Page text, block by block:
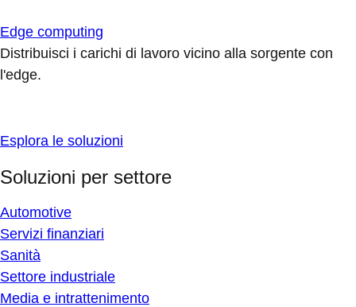
Edge computing
Distribuisci i carichi di lavoro vicino alla sorgente con
l'edge.
Esplora le soluzioni
Soluzioni per settore
Automotive
Servizi finanziari
Sanità
Settore industriale
Media e intrattenimento